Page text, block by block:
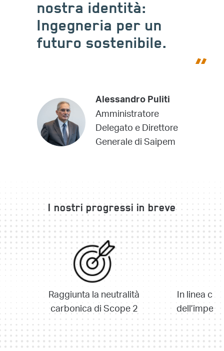
nostra identità:
Ingegneria per un
futuro sostenibile.
Alessandro Puliti
Amministratore
Delegato e Direttore
Generale di Saipem
I nostri progressi in breve
Raggiunta la neutralità
carbonica di Scope 2
In linea